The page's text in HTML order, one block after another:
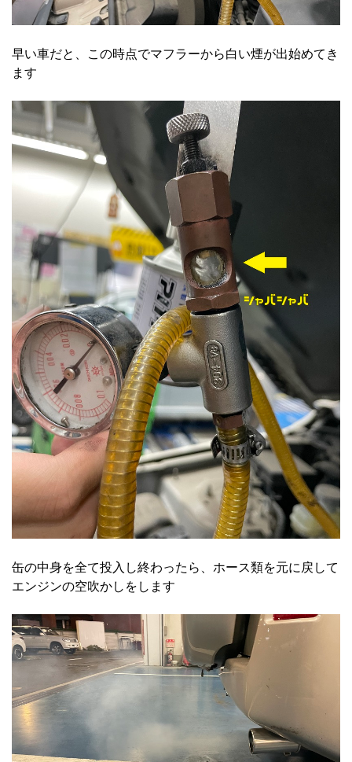
早い車だと、この時点でマフラーから白い煙が出始めてき
ます
缶の中身を全て投入し終わったら、ホース類を元に戻して
エンジンの空吹かしをします